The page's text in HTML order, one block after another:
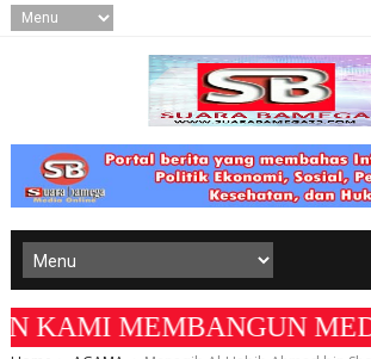
MEMBANGUN MEDIA